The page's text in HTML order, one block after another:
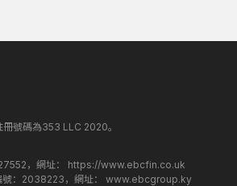
號碼為353 LLC 2020。
，網址： https://www.ebcfin.co.uk
：2038223，網址： www.ebcgroup.ky